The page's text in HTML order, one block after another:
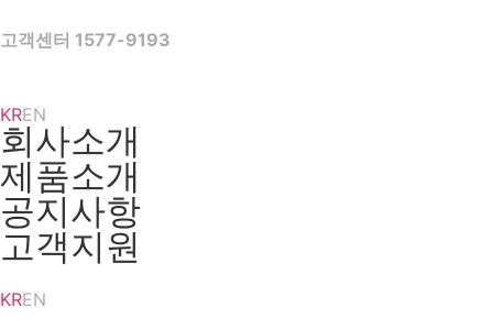
to
고객센터 1577-9193
KREN
회사소개
제품소개
공지사항
고객지원
KREN